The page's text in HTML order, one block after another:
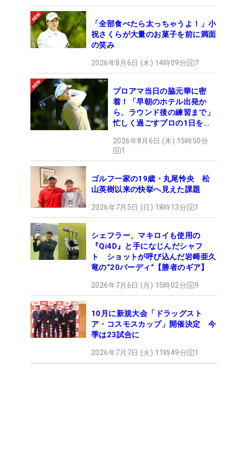
「全部食べたら太っちゃうよ！」小
祝さくらが大量のお菓子を前に満面
の笑み
2026年8月6日 (木) 14時09分 7
プロアマ当日の脇元華に密
着！「早朝のホテル出発か
ら、ラウンド後の練習まで」
忙しく過ごすプロの1日を公
2026年8月6日 (木) 15時50分
1
ゴルフ一家の19歳・丸尾怜央 松
山英樹以来の快挙へ見えた課題
2026年7月5日 (日) 18時13分 1
シェフラー、マキロイも使用の
『Qi4D』と手になじんだシャフ
ト ショットが呼び込んだ岩﨑亜久
竜の“20バーディ”【勝者のギア】
2026年7月6日 (月) 15時02分 9
10月に新規大会「ドラッグスト
ア・コスモスカップ」開催決定 今
季は23試合に
2026年7月7日 (火) 11時49分 1